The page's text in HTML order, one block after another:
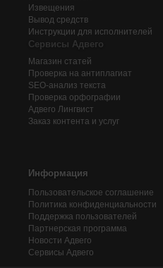
Извещения
Вывод средств
Инструкции для исполнителей
Сервисы Адвего
Магазин статей
Проверка на антиплагиат
SEO-анализ текста
Проверка орфографии
Адвего Лингвист
Заказ контента и услуг
Информация
Пользовательское соглашение
Политика конфиденциальности
Поддержка пользователей
Партнерская программа
Новости Адвего
Сервисы Адвего